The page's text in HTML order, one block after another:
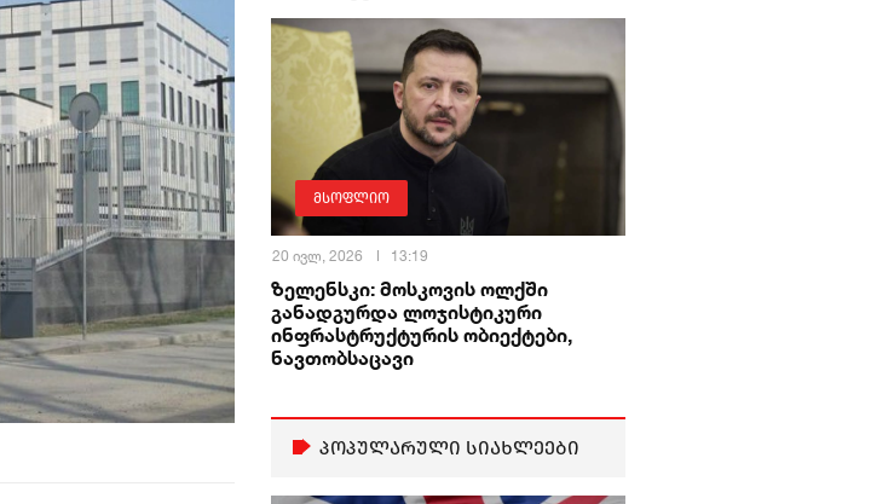
მსოფლიო
20 ივლ, 2026 13:19
ზელენსკი: მოსკოვის ოლქში
განადგურდა ლოჯისტიკური
ინფრასტრუქტურის ობიექტები,
ნავთობსაცავი
პოპულარული სიახლეები